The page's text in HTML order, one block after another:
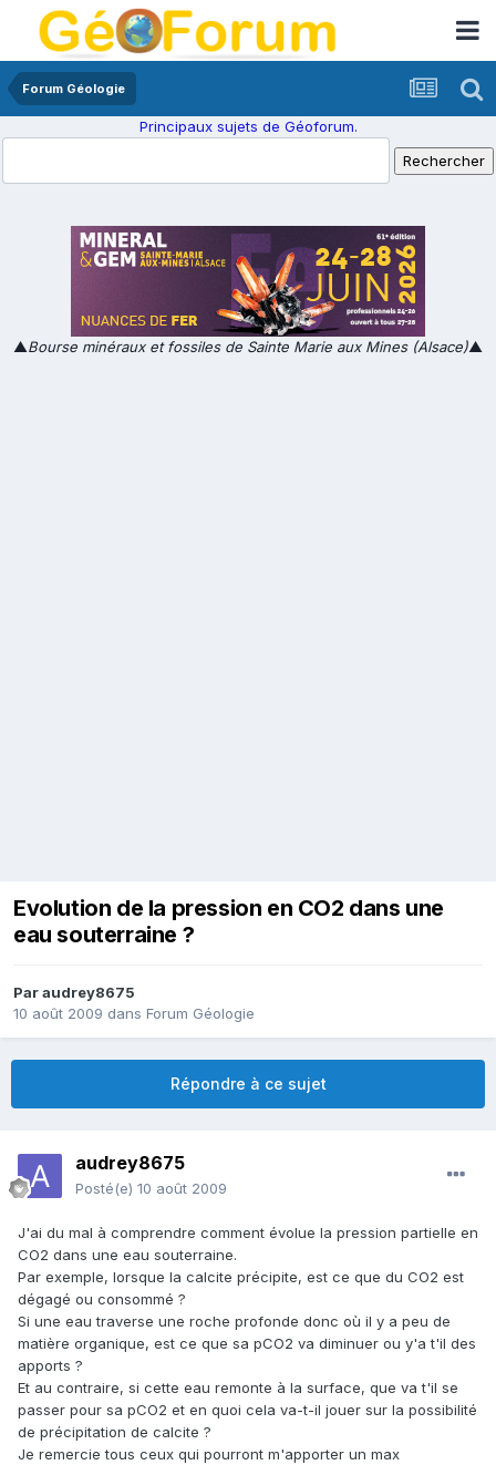
Forum Géologie
Principaux sujets de Géoforum.
▲Bourse minéraux et fossiles de Sainte Marie aux Mines (Alsace)▲
Evolution de la pression en CO2 dans une
eau souterraine ?
Paraudrey8675
10 août 2009 dans Forum Géologie
Répondre à ce sujet
audrey8675
Posté(e) 10 août 2009
J'ai du mal à comprendre comment évolue la pression partielle en
CO2 dans une eau souterraine.
Par exemple, lorsque la calcite précipite, est ce que du CO2 est
dégagé ou consommé ?
Si une eau traverse une roche profonde donc où il y a peu de
matière organique, est ce que sa pCO2 va diminuer ou y'a t'il des
apports ?
Et au contraire, si cette eau remonte à la surface, que va t'il se
passer pour sa pCO2 et en quoi cela va-t-il jouer sur la possibilité
de précipitation de calcite ?
Je remercie tous ceux qui pourront m'apporter un max